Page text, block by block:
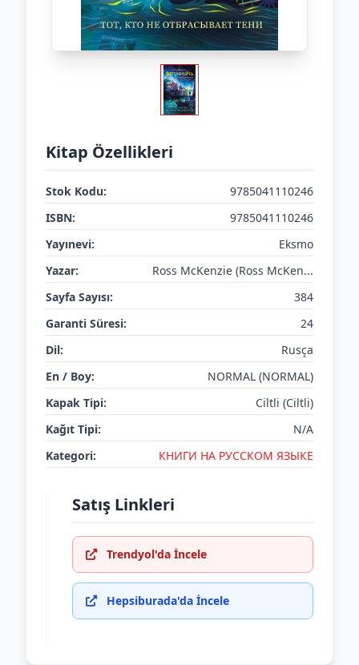
Kitap Özellikleri
Stok Kodu:
9785041110246
ISBN:
9785041110246
Yayınevi:
Eksmo
Yazar:
Ross McKenzie (Ross McKen...
Sayfa Sayısı:
384
Garanti Süresi:
24
Dil:
Rusça
En / Boy:
NORMAL (NORMAL)
Kapak Tipi:
Ciltli (Ciltli)
Kağıt Tipi:
N/A
Kategori:
КНИГИ НА РУССКОМ ЯЗЫКЕ
Satış Linkleri
Trendyol'da İncele
Hepsiburada'da İncele